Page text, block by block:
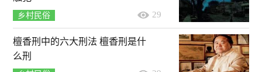
乡村民俗 29
檀香刑中的六大刑法 檀香刑是什
么刑